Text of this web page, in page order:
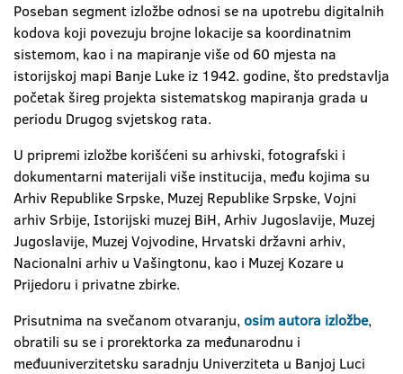
Poseban segment izložbe odnosi se na upotrebu digitalnih
kodova koji povezuju brojne lokacije sa koordinatnim
sistemom, kao i na mapiranje više od 60 mjesta na
istorijskoj mapi Banje Luke iz 1942. godine, što predstavlja
početak šireg projekta sistematskog mapiranja grada u
periodu Drugog svjetskog rata.
U pripremi izložbe korišćeni su arhivski, fotografski i
dokumentarni materijali više institucija, među kojima su
Arhiv Republike Srpske, Muzej Republike Srpske, Vojni
arhiv Srbije, Istorijski muzej BiH, Arhiv Jugoslavije, Muzej
Jugoslavije, Muzej Vojvodine, Hrvatski državni arhiv,
Nacionalni arhiv u Vašingtonu, kao i Muzej Kozare u
Prijedoru i privatne zbirke.
Prisutnima na svečanom otvaranju, osim autora izložbe,
obratili su se i prorektorka za međunarodnu i
međuuniverzitetsku saradnju Univerziteta u Banjoj Luci